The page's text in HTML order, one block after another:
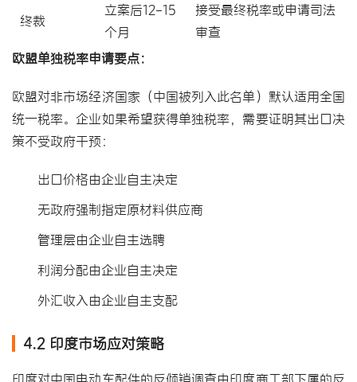
终裁
立案后12-15
个月
接受最终税率或申请司法
审查
欧盟单独税率申请要点：
欧盟对非市场经济国家（中国被列入此名单）默认适用全国
统一税率。企业如果希望获得单独税率，需要证明其出口决
策不受政府干预：
出口价格由企业自主决定
无政府强制指定原材料供应商
管理层由企业自主选聘
利润分配由企业自主决定
外汇收入由企业自主支配
4.2 印度市场应对策略
印度对中国电动车配件的反倾销调查由印度商工部下属的反